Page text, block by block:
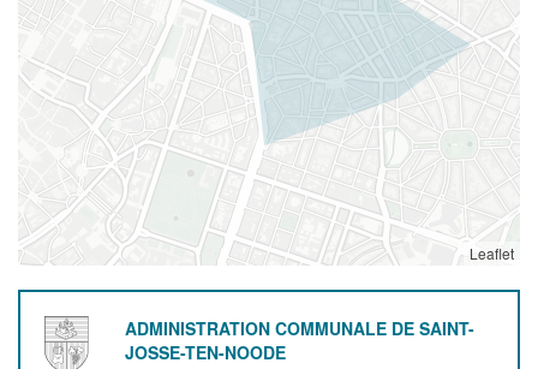
Leaflet
ADMINISTRATION COMMUNALE DE SAINT-
JOSSE-TEN-NOODE